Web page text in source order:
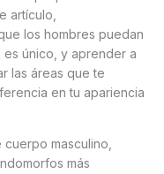
artículo,
los hombres puedan
es único, y aprender a
las áreas que te
en tu apariencia
masculino,
más